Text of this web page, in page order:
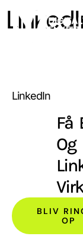
LinkedIn
Få
Og
BLIV
OP